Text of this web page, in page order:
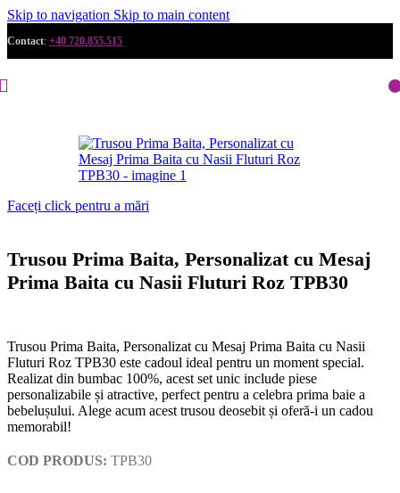
Skip to navigation Skip to main content
Contact: +40 720.855.515
Faceți click pentru a mări
Trusou Prima Baita, Personalizat cu Mesaj
Prima Baita cu Nasii Fluturi Roz TPB30
Trusou Prima Baita, Personalizat cu Mesaj Prima Baita cu Nasii
Fluturi Roz TPB30 este cadoul ideal pentru un moment special.
Realizat din bumbac 100%, acest set unic include piese
personalizabile și atractive, perfect pentru a celebra prima baie a
bebelușului. Alege acum acest trusou deosebit și oferă-i un cadou
memorabil!
COD PRODUS: TPB30